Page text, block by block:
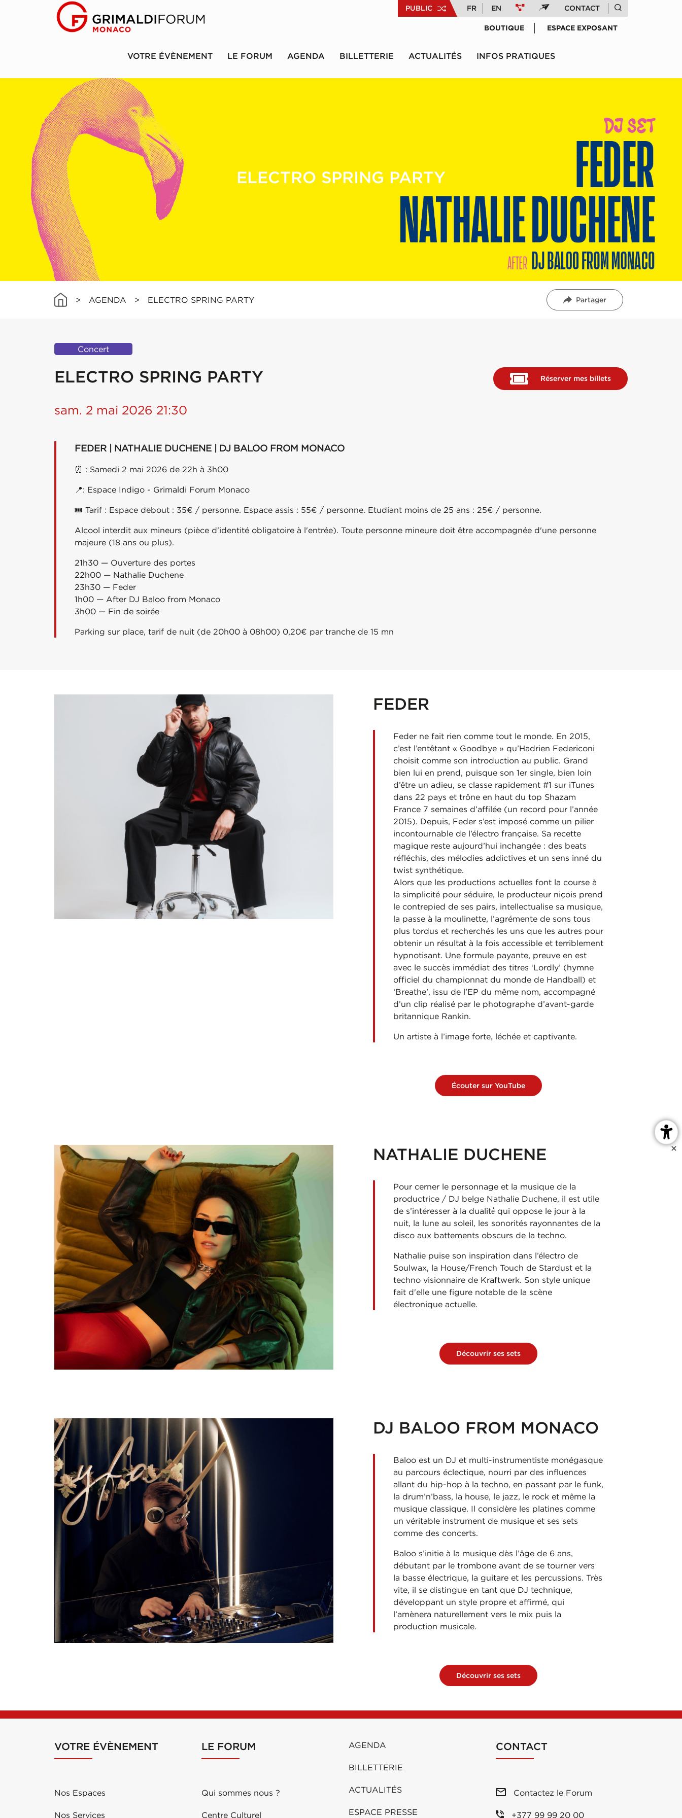
PUBLIC FR EN CONTACT
BOUTIQUE ESPACE EXPOSANT
VOTRE ÉVÈNEMENT LE FORUM AGENDA BILLETTERIE ACTUALITÉS INFOS PRATIQUES
ELECTRO SPRING PARTY
> AGENDA > ELECTRO SPRING PARTY Partager
Concert
ELECTRO SPRING PARTY
sam. 2 mai 2026 21:30
Réserver mes billets
FEDER | NATHALIE DUCHENE | DJ BALOO FROM MONACO
⏰ : Samedi 2 mai 2026 de 22h à 3h00
📍: Espace Indigo - Grimaldi Forum Monaco
🎟 Tarif : Espace debout : 35€ / personne. Espace assis : 55€ / personne. Etudiant moins de 25 ans : 25€ / personne.
Alcool interdit aux mineurs (pièce d'identité obligatoire à l'entrée). Toute personne mineure doit être accompagnée d'une personne
majeure (18 ans ou plus).
21h30 — Ouverture des portes
22h00 — Nathalie Duchene
23h30 — Feder
1h00 — After DJ Baloo from Monaco
3h00 — Fin de soirée
Parking sur place, tarif de nuit (de 20h00 à 08h00) 0,20€ par tranche de 15 mn
FEDER
Feder ne fait rien comme tout le monde. En 2015,
c’est l’entêtant « Goodbye » qu’Hadrien Federiconi
choisit comme son introduction au public. Grand
bien lui en prend, puisque son 1er single, bien loin
d’être un adieu, se classe rapidement #1 sur iTunes
dans 22 pays et trône en haut du top Shazam
France 7 semaines d’affilée (un record pour l’année
2015). Depuis, Feder s’est imposé comme un pilier
incontournable de l’électro française. Sa recette
magique reste aujourd’hui inchangée : des beats
réfléchis, des mélodies addictives et un sens inné du
twist synthétique.
Alors que les productions actuelles font la course à
la simplicité pour séduire, le producteur niçois prend
le contrepied de ses pairs, intellectualise sa musique,
la passe à la moulinette, l’agrémente de sons tous
plus tordus et recherchés les uns que les autres pour
obtenir un résultat à la fois accessible et terriblement
hypnotisant. Une formule payante, preuve en est
avec le succès immédiat des titres ‘Lordly’ (hymne
officiel du championnat du monde de Handball) et
‘Breathe’, issu de l’EP du même nom, accompagné
d’un clip réalisé par le photographe d’avant-garde
britannique Rankin.
Un artiste à l’image forte, léchée et captivante.
Écouter sur YouTube
NATHALIE DUCHENE
Pour cerner le personnage et la musique de la
productrice / DJ belge Nathalie Duchene, il est utile
de s’intéresser à la dualité́ qui oppose le jour à la
nuit, la lune au soleil, les sonorités rayonnantes de la
disco aux battements obscurs de la techno.
Nathalie puise son inspiration dans l’électro de
Soulwax, la House/French Touch de Stardust et la
techno visionnaire de Kraftwerk. Son style unique
fait d'elle une figure notable de la scène
électronique actuelle.
Découvrir ses sets
DJ BALOO FROM MONACO
Baloo est un DJ et multi-instrumentiste monégasque
au parcours éclectique, nourri par des influences
allant du hip-hop à la techno, en passant par le funk,
la drum’n’bass, la house, le jazz, le rock et même la
musique classique. Il considère les platines comme
un véritable instrument de musique et ses sets
comme des concerts.
Baloo s’initie à la musique dès l’âge de 6 ans,
débutant par le trombone avant de se tourner vers
la basse électrique, la guitare et les percussions. Très
vite, il se distingue en tant que DJ technique,
développant un style propre et affirmé, qui
l’amènera naturellement vers le mix puis la
production musicale.
Découvrir ses sets
VOTRE ÉVÈNEMENT
Nos Espaces
Nos Services
LE FORUM
Qui sommes nous ?
Centre Culturel
AGENDA
BILLETTERIE
ACTUALITÉS
ESPACE PRESSE
CONTACT
Contactez le Forum
+377 99 99 20 00